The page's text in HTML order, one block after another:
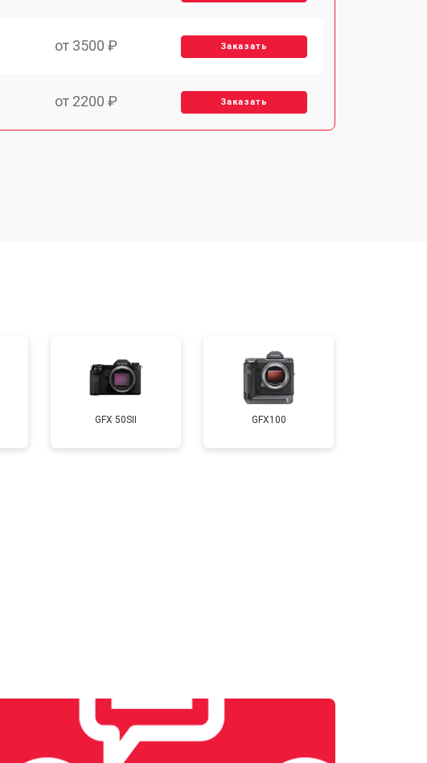
от 3500 ₽ Заказать
от 2200 ₽ Заказать
от 2300 ₽ Заказать
GFX 50SII GFX100